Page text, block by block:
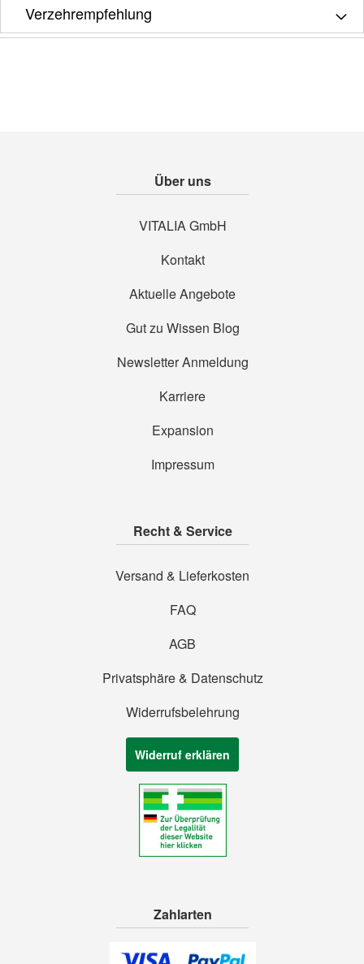
Verzehrempfehlung
Über uns
VITALIA GmbH
Kontakt
Aktuelle Angebote
Gut zu Wissen Blog
Newsletter Anmeldung
Karriere
Expansion
Impressum
Recht & Service
Versand & Lieferkosten
FAQ
AGB
Privatsphäre & Datenschutz
Widerrufsbelehrung
Widerruf erklären
Zahlarten